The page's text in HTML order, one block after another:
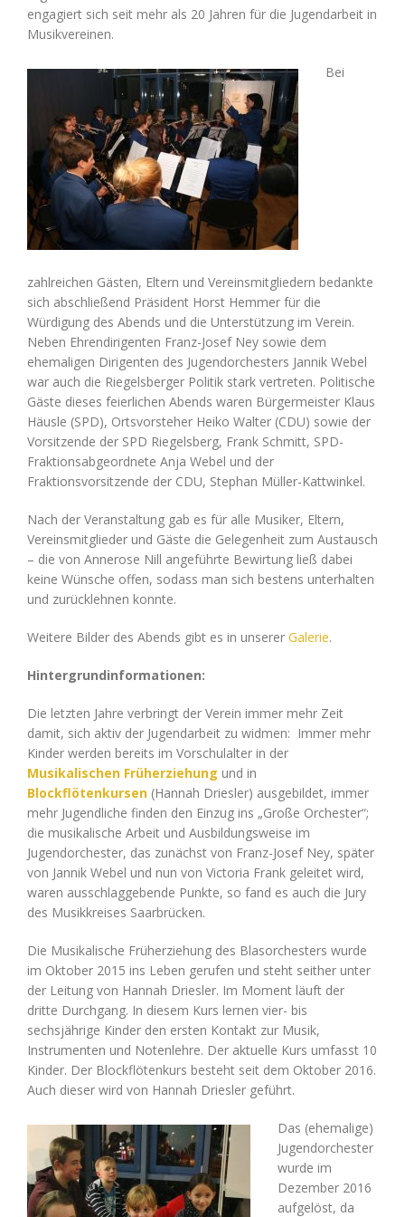
engagiert sich seit mehr als 20 Jahren für die Jugendarbeit in
Musikvereinen.
Bei
zahlreichen Gästen, Eltern und Vereinsmitgliedern bedankte
sich abschließend Präsident Horst Hemmer für die
Würdigung des Abends und die Unterstützung im Verein.
Neben Ehrendirigenten Franz-Josef Ney sowie dem
ehemaligen Dirigenten des Jugendorchesters Jannik Webel
war auch die Riegelsberger Politik stark vertreten. Politische
Gäste dieses feierlichen Abends waren Bürgermeister Klaus
Häusle (SPD), Ortsvorsteher Heiko Walter (CDU) sowie der
Vorsitzende der SPD Riegelsberg, Frank Schmitt, SPD-
Fraktionsabgeordnete Anja Webel und der
Fraktionsvorsitzende der CDU, Stephan Müller-Kattwinkel.
Nach der Veranstaltung gab es für alle Musiker, Eltern,
Vereinsmitglieder und Gäste die Gelegenheit zum Austausch
– die von Annerose Nill angeführte Bewirtung ließ dabei
keine Wünsche offen, sodass man sich bestens unterhalten
und zurücklehnen konnte.
Weitere Bilder des Abends gibt es in unserer Galerie.
Hintergrundinformationen:
Die letzten Jahre verbringt der Verein immer mehr Zeit
damit, sich aktiv der Jugendarbeit zu widmen: Immer mehr
Kinder werden bereits im Vorschulalter in der
Musikalischen Früherziehung und in
Blockflötenkursen (Hannah Driesler) ausgebildet, immer
mehr Jugendliche finden den Einzug ins „Große Orchester“;
die musikalische Arbeit und Ausbildungsweise im
Jugendorchester, das zunächst von Franz-Josef Ney, später
von Jannik Webel und nun von Victoria Frank geleitet wird,
waren ausschlaggebende Punkte, so fand es auch die Jury
des Musikkreises Saarbrücken.
Die Musikalische Früherziehung des Blasorchesters wurde
im Oktober 2015 ins Leben gerufen und steht seither unter
der Leitung von Hannah Driesler. Im Moment läuft der
dritte Durchgang. In diesem Kurs lernen vier- bis
sechsjährige Kinder den ersten Kontakt zur Musik,
Instrumenten und Notenlehre. Der aktuelle Kurs umfasst 10
Kinder. Der Blockflötenkurs besteht seit dem Oktober 2016.
Auch dieser wird von Hannah Driesler geführt.
Das (ehemalige)
Jugendorchester
wurde im
Dezember 2016
aufgelöst, da